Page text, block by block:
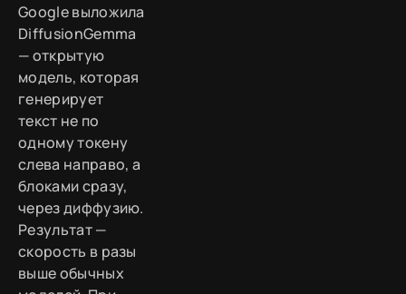
Google выложила
DiffusionGemma
— открытую
модель, которая
генерирует
текст не по
одному токену
слева направо, а
блоками сразу,
через диффузию.
Результат —
скорость в разы
выше обычных